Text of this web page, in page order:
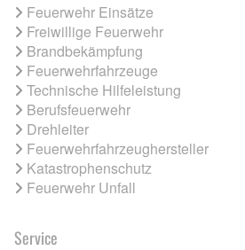
Feuerwehr Einsätze
Freiwillige Feuerwehr
Brandbekämpfung
Feuerwehrfahrzeuge
Technische Hilfeleistung
Berufsfeuerwehr
Drehleiter
Feuerwehrfahrzeughersteller
Katastrophenschutz
Feuerwehr Unfall
Service